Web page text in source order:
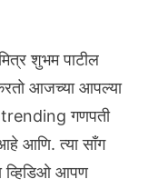
शुभम पाटील
आजच्या आपल्या
गणपती
आणि. त्या साँग
व्हिडिओ आपण